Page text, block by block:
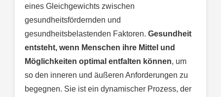
eines Gleichgewichts zwischen
gesundheitsfördernden und
gesundheitsbelastenden Faktoren. Gesundheit
entsteht, wenn Menschen ihre Mittel und
Möglichkeiten optimal entfalten können, um
so den inneren und äußeren Anforderungen zu
begegnen. Sie ist ein dynamischer Prozess, der